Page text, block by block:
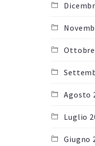
Ottobre
Agosto
Luglio
Giugno